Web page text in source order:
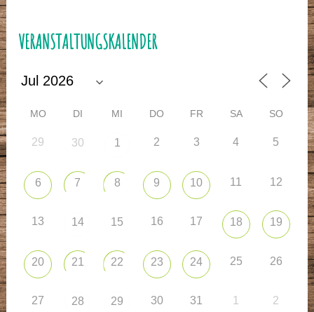
VERANSTALTUNGSKALENDER
MO DI MI DO FR SA SO
29 30 1 2 3 4 5
6 7 8 9 10 11 12
13 14 15 16 17 18 19
20 21 22 23 24 25 26
27 28 29 30 31 1 2